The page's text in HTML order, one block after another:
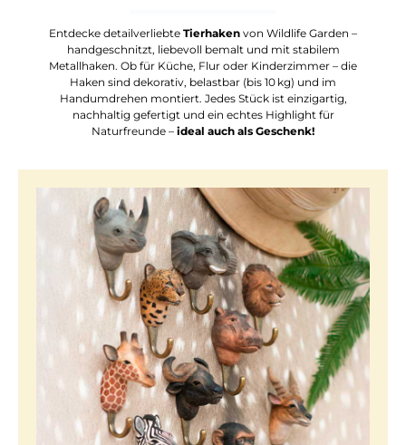
Entdecke detailverliebte Tierhaken von Wildlife Garden –
handgeschnitzt, liebevoll bemalt und mit stabilem
Metallhaken. Ob für Küche, Flur oder Kinderzimmer – die
Haken sind dekorativ, belastbar (bis 10 kg) und im
Handumdrehen montiert. Jedes Stück ist einzigartig,
nachhaltig gefertigt und ein echtes Highlight für
Naturfreunde – ideal auch als Geschenk!